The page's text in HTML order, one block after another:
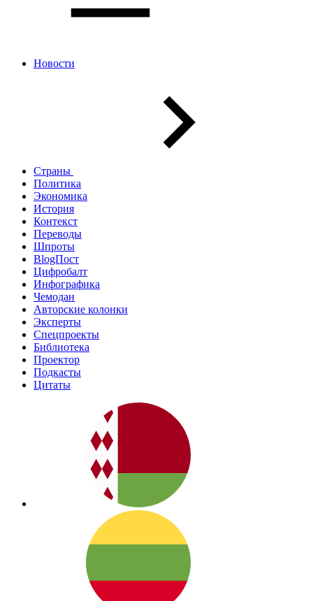
Новости
Страны
Политика
Экономика
История
Контекст
Переводы
Шпроты
BlogПост
Цифробалт
Инфографика
Чемодан
Авторские колонки
Эксперты
Спецпроекты
Библиотека
Проектор
Подкасты
Цитаты